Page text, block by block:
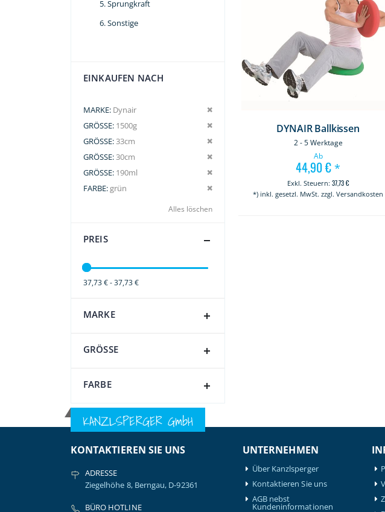
DYNAIR Ballkissen
2 - 5 Werktage
Ab
44,90 € *
37,73 €
*) inkl. gesetzl. MwSt. zzgl. Versandkosten
Sprungkraft
Sonstige
EINKAUFEN NACH
MARKE Dynair
Dies entfernen
GRÖSSE
1500g
Dies entfernen
GRÖSSE
33cm
Dies entfernen
GRÖSSE
30cm
Dies entfernen
GRÖSSE
190ml
Dies entfernen
FARBE grün Dies entfernen
Alles löschen
PREIS
37,73 € - 37,73 €
MARKE
GRÖSSE
FARBE
KANZLSPERGER GmbH
KONTAKTIEREN SIE UNS
ADRESSE
Ziegelhöhe 8, Berngau, D-92361
BÜRO HOTLINE
UNTERNEHMEN
Über Kanzlsperger
Kontaktieren Sie uns
AGB nebst
Kundeninformationen